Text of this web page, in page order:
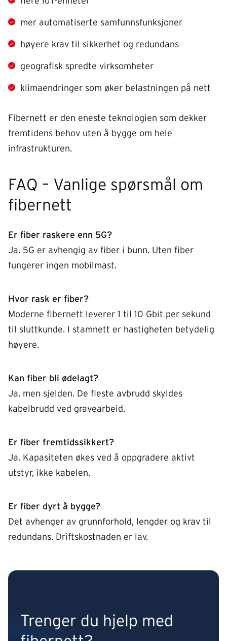
mer automatiserte samfunnsfunksjoner
høyere krav til sikkerhet og redundans
geografisk spredte virksomheter
klimaendringer som øker belastningen på nett
Fibernett er den eneste teknologien som dekker
fremtidens behov uten å bygge om hele
infrastrukturen.
FAQ – Vanlige spørsmål om
fibernett
Er fiber raskere enn 5G?
Ja. 5G er avhengig av fiber i bunn. Uten fiber
fungerer ingen mobilmast.
Hvor rask er fiber?
Moderne fibernett leverer 1 til 10 Gbit per sekund
til sluttkunde. I stamnett er hastigheten betydelig
høyere.
Kan fiber bli ødelagt?
Ja, men sjelden. De fleste avbrudd skyldes
kabelbrudd ved gravearbeid.
Er fiber fremtidssikkert?
Ja. Kapasiteten økes ved å oppgradere aktivt
utstyr, ikke kabelen.
Er fiber dyrt å bygge?
Det avhenger av grunnforhold, lengder og krav til
redundans. Driftskostnaden er lav.
Trenger du hjelp med